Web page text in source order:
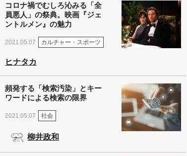
コロナ禍でむしろ沁みる「全
員悪人」の祭典。映画『ジェ
ントルメン』の魅力
2021.05.07 カルチャー・スポーツ
ヒナタカ
頻発する「検索汚染」とキー
ワードによる検索の限界
2021.05.07 社会
柳井政和